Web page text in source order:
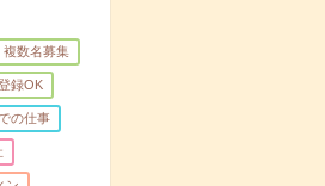
複数名募集
録OK
の仕事